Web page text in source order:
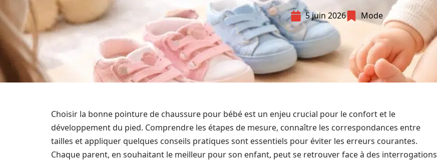
5 juin 2026 Mode
Choisir la bonne pointure de chaussure pour bébé est un enjeu crucial pour le confort et le
développement du pied. Comprendre les étapes de mesure, connaître les correspondances entre
tailles et appliquer quelques conseils pratiques sont essentiels pour éviter les erreurs courantes.
Chaque parent, en souhaitant le meilleur pour son enfant, peut se retrouver face à des interrogations